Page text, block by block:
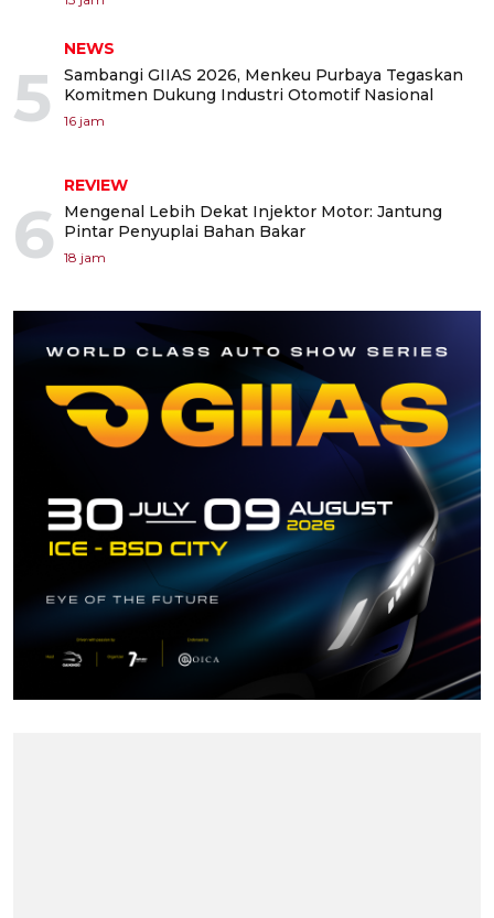
5
NEWS
Sambangi GIIAS 2026, Menkeu Purbaya Tegaskan
Komitmen Dukung Industri Otomotif Nasional
16 jam
6
REVIEW
Mengenal Lebih Dekat Injektor Motor: Jantung
Pintar Penyuplai Bahan Bakar
18 jam